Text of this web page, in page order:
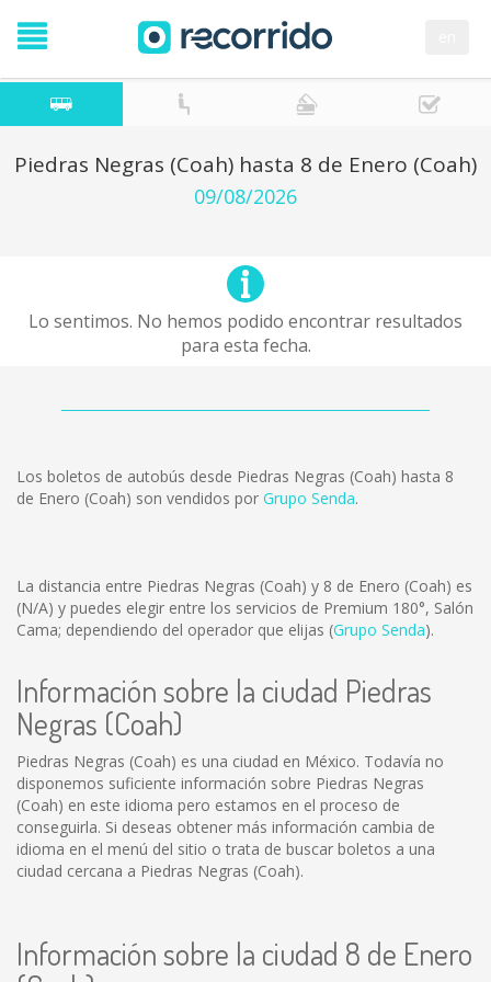
Piedras Negras (Coah) hasta 8 de Enero (Coah)
09/08/2026
Lo sentimos. No hemos podido encontrar resultados
para esta fecha.
Los boletos de autobús desde Piedras Negras (Coah) hasta 8
de Enero (Coah) son vendidos por Grupo Senda.
La distancia entre Piedras Negras (Coah) y 8 de Enero (Coah) es
(N/A) y puedes elegir entre los servicios de Premium 180°, Salón
Cama; dependiendo del operador que elijas (Grupo Senda).
Información sobre la ciudad Piedras
Negras (Coah)
Piedras Negras (Coah) es una ciudad en México. Todavía no
disponemos suficiente información sobre Piedras Negras
(Coah) en este idioma pero estamos en el proceso de
conseguirla. Si deseas obtener más información cambia de
idioma en el menú del sitio o trata de buscar boletos a una
ciudad cercana a Piedras Negras (Coah).
Información sobre la ciudad 8 de Enero